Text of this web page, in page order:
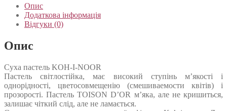
Опис
Додаткова інформація
Відгуки (0)
Опис
Суха пастель KOH-I-NOOR
Пастель світлостійка, має високий ступінь м’якості і
однорідності, цветосовмещенію (смешиваемости квітів) і
прозорості. Пастель TOISON D’OR м’яка, але не кришиться,
залишає чіткий слід, але не ламається.